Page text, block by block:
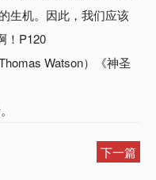
生机。因此，我们应该
！P120
Watson）《神圣
下一篇